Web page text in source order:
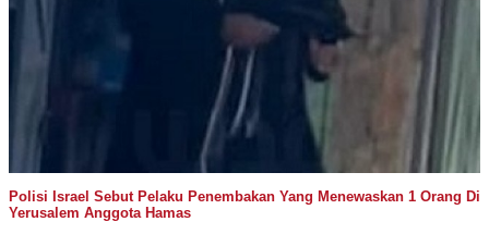
Polisi Israel Sebut Pelaku Penembakan Yang Menewaskan 1 Orang Di
Yerusalem Anggota Hamas